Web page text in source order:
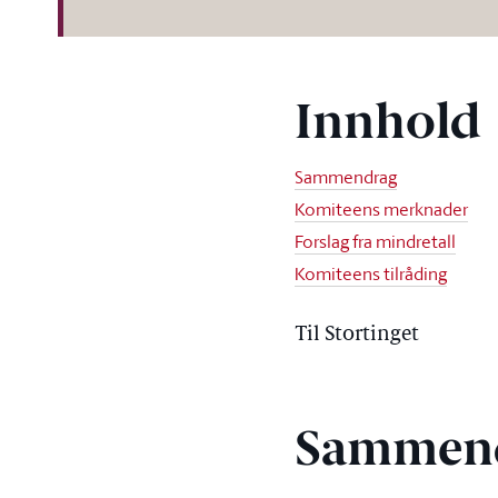
Innhold
Sammendrag
Komiteens merknader
Forslag fra mindretall
Komiteens tilråding
Til Stortinget